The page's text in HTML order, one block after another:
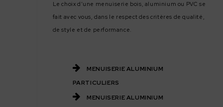
Le choix d’une menuiserie bois, aluminium ou PVC se
fait avec vous, dans le respect des critères de qualité,
de style et de performance.
MENUISERIE ALUMINIUM
PARTICULIERS
MENUISERIE ALUMINIUM